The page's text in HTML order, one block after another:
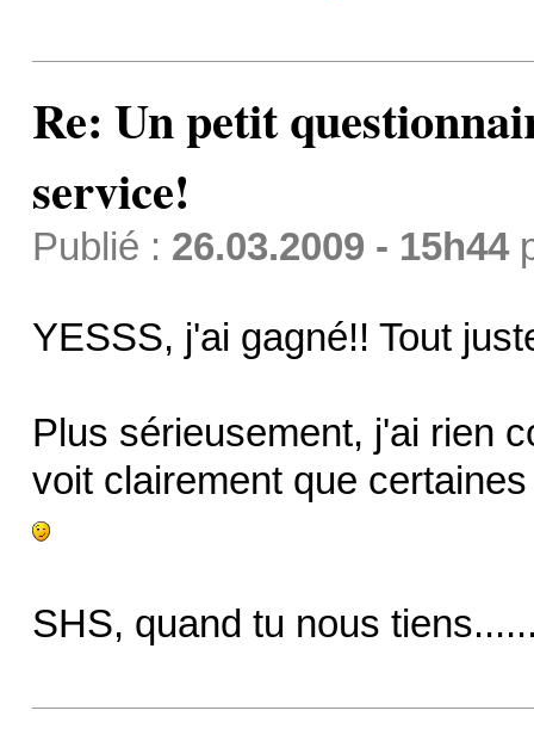
Re: Un petit
service!
Publié : 26.03.2009 - 15h44
YESSS, j'ai gagné!! Tout
Plus sérieusement, j'ai rien
voit clairement que
SHS, quand tu nous